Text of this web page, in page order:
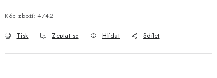
Kód zboží: 4742
Tisk Zeptat se Hlídat Sdílet